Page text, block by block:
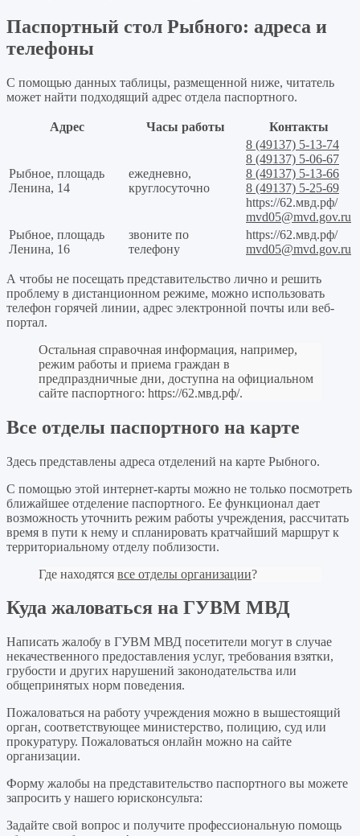
Паспортный стол Рыбного: адреса и
телефоны
С помощью данных таблицы, размещенной ниже, читатель
может найти подходящий адрес отдела паспортного.
Адрес Часы работы Контакты
Рыбное, площадь
Ленина, 14
ежедневно,
круглосуточно
8 (49137) 5-13-74
8 (49137) 5-06-67
8 (49137) 5-13-66
8 (49137) 5-25-69
https://62.мвд.рф/
mvd05@mvd.gov.ru
Рыбное, площадь
Ленина, 16
звоните по
телефону
https://62.мвд.рф/
mvd05@mvd.gov.ru
А чтобы не посещать представительство лично и решить
проблему в дистанционном режиме, можно использовать
телефон горячей линии, адрес электронной почты или веб-
портал.
Остальная справочная информация, например,
режим работы и приема граждан в
предпраздничные дни, доступна на официальном
сайте паспортного: https://62.мвд.рф/.
Все отделы паспортного на карте
Здесь представлены адреса отделений на карте Рыбного.
С помощью этой интернет-карты можно не только посмотреть
ближайшее отделение паспортного. Ее функционал дает
возможность уточнить режим работы учреждения, рассчитать
время в пути к нему и спланировать кратчайший маршрут к
территориальному отделу поблизости.
Где находятся все отделы организации?
Куда жаловаться на ГУВМ МВД
Написать жалобу в ГУВМ МВД посетители могут в случае
некачественного предоставления услуг, требования взятки,
грубости и других нарушений законодательства или
общепринятых норм поведения.
Пожаловаться на работу учреждения можно в вышестоящий
орган, соответствующее министерство, полицию, суд или
прокуратуру. Пожаловаться онлайн можно на сайте
организации.
Форму жалобы на представительство паспортного вы можете
запросить у нашего юрисконсульта:
Задайте свой вопрос и получите профессиональную помощь